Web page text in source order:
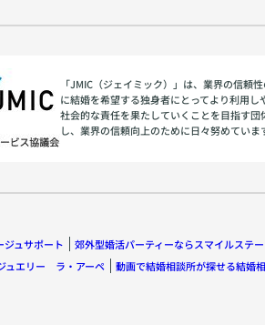
「JMIC（ジェイミック）」は、業界の信頼
に結婚を希望する独身者にとってより利用し
社会的な責任を果たしていくことを目指す
し、業界の信頼向上のために日々努めていま
ジュサポート 郊外型婚活パーティーならスマイルステ
ュエリー ラ・アーペ 動画で結婚相談所が探せる結婚